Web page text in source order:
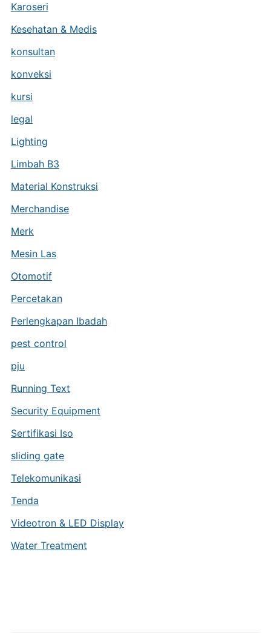
Karoseri
Kesehatan & Medis
konsultan
konveksi
kursi
legal
Lighting
Limbah B3
Material Konstruksi
Merchandise
Merk
Mesin Las
Otomotif
Percetakan
Perlengkapan Ibadah
pest control
pju
Running Text
Security Equipment
Sertifikasi Iso
sliding gate
Telekomunikasi
Tenda
Videotron & LED Display
Water Treatment